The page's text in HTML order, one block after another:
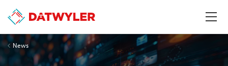
News